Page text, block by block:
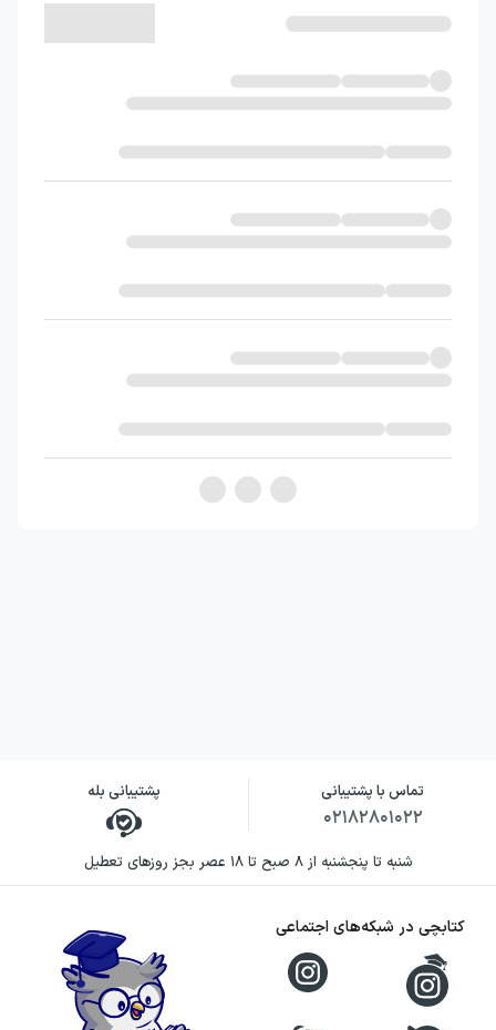
امتحانی استاندارد، عملا به یک بانک سوال جامع
تبدیل شده است. در انتهای هر درس، مجموعه‌ای
از سوالات دسته‌بندی شده قرار دارد که دانش‌آموز
را با تمامی تیپ‌های سوال امتحانی آشنا می‌سازد.
پس از هر درس، مجموعه‌ای از سوالات استاندارد
امتحانی ارائه شده که به سه بخش تفکیک
می‌شود:
سوالات ترجمه محور
سوالات قاعده محور
در میان این سوالات، آیتم‌هایی با علامت 🚀 دیده
می‌شوند که از نظر سطح دشواری بالاترند و برای
تماس با پشتیبانی
۰۲۱۸۲۸۰۱۰۲۲
پشتیبانی بله
شنبه تا پنجشنبه از ۸ صبح تا ۱۸ عصر بجز روزهای تعطیل
کتابچی در شبکه‌های اجتماعی